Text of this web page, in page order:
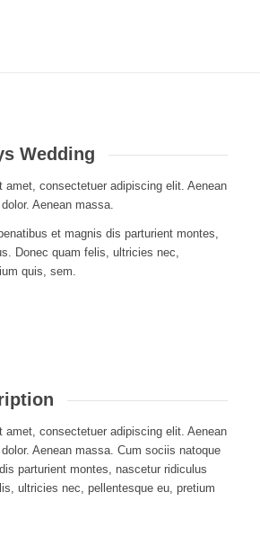
Wedding
amet, consectetuer adipiscing elit. Aenean
Aenean massa.
et magnis dis parturient montes,
Donec quam felis, ultricies nec,
quis, sem.
amet, consectetuer adipiscing elit. Aenean
Aenean massa. Cum sociis natoque
parturient montes, nascetur ridiculus
ultricies nec, pellentesque eu, pretium